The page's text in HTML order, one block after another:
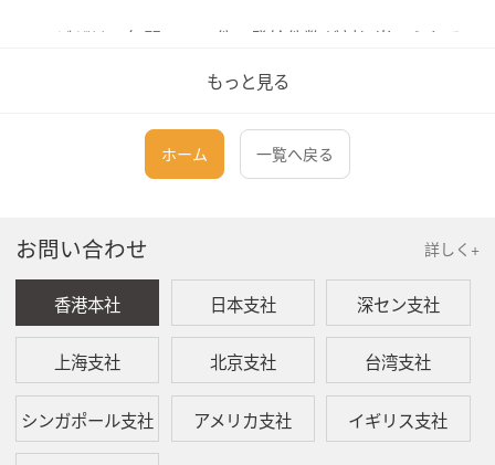
EB-5ビザは、年間10,000件の発給件数が割り当てられる
数が急激に増加しているため、中国、ベトナムを含む一部
移民局は申請を処理するには約3～6年かかります。EB-5ビ
ザで米国に入国する投資家は2年間有効な仮グリーンカー
限を解除するためにForm I-829を提出しなければなりませ
ん。移民局は申請を承認した後、投資家にグリーンカード
（10年間有効）を発行します。Form I-829の処理時間は33
～54ヶ月となります。処理時間は長いため、EB-5ビザは米
国への移住を計画している者に適しています。
EB-5ビザの主要申請者の家族（配偶者及び21歳未満の未
婚子）は、同じカテゴリーのビザを取得する権利を有しま
もっと見る
ホーム 一覧へ戻る
詳しく+
お問い合わせ
香港本社 日本支社 深セン支社
上海支社 北京支社 台湾支社
シンガポール支社 アメリカ支社 イギリス支社